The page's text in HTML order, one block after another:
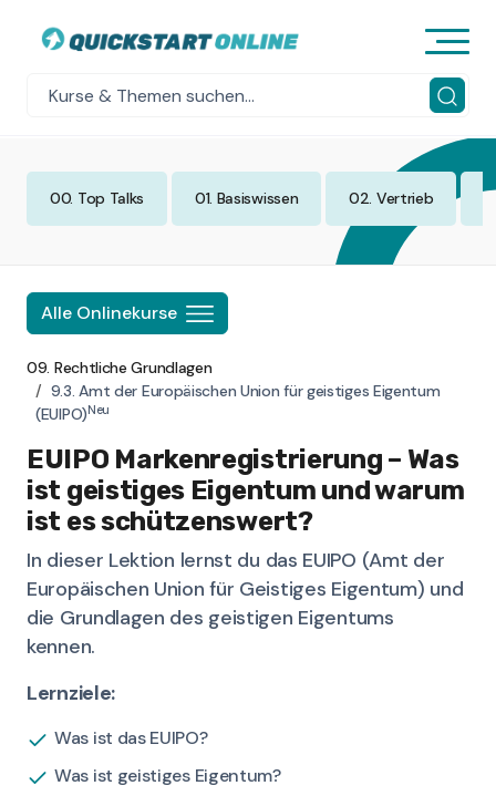
00. Top Talks 01. Basiswissen 02. Vertrieb
Alle Onlinekurse
09. Rechtliche Grundlagen
9.3. Amt der Europäischen Union für geistiges Eigentum
(EUIPO)Neu
EUIPO Markenregistrierung – Was
ist geistiges Eigentum und warum
ist es schützenswert?
In dieser Lektion lernst du das EUIPO (Amt der
Europäischen Union für Geistiges Eigentum) und
die Grundlagen des geistigen Eigentums
kennen.
Lernziele:
Was ist das EUIPO?
Was ist geistiges Eigentum?